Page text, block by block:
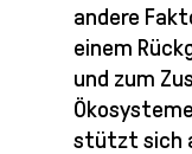
andere
einem
und zum
stützt sich